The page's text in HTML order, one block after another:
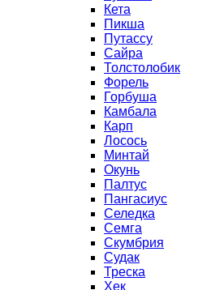
Кета
Пикша
Путассу
Сайра
Толстолобик
Форель
Горбуша
Камбала
Карп
Лосось
Минтай
Окунь
Палтус
Пангасиус
Селедка
Семга
Скумбрия
Судак
Треска
Хек